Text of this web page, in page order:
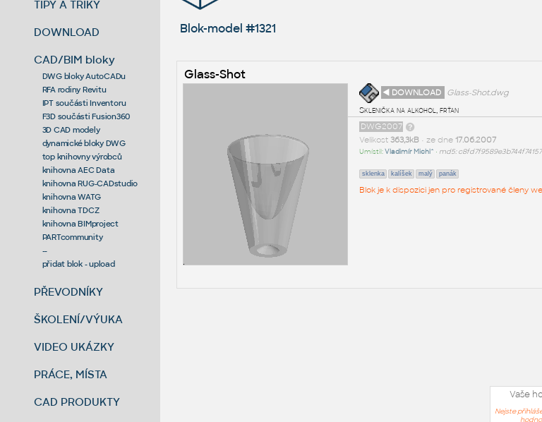
TIPY A TRIKY
DOWNLOAD
CAD/BIM bloky
DWG bloky AutoCADu
RFA rodiny Revitu
IPT součásti Inventoru
F3D součásti Fusion360
3D CAD modely
dynamické bloky DWG
top knihovny výrobců
knihovna AEC Data
knihovna RUG-CADstudio
knihovna WATG
knihovna TDCZ
knihovna BIMproject
PARTcommunity
--
přidat blok - upload
PŘEVODNÍKY
ŠKOLENÍ/VÝUKA
VIDEO UKÁZKY
PRÁCE, MÍSTA
CAD PRODUKTY
Blok-model #1321
Glass-Shot
◄ DOWNLOAD
Glass-Shot.dwg
Sklenička na alkohol, frťan
DWG2007
Velikost 363,3kB• ze dne 17.06.2007
Umístil:Vladimír Michl^ • md5:
sklenka kalíšek malý panák
Blok je k dispozici jen pro registrované členy
Vaše
Nejste